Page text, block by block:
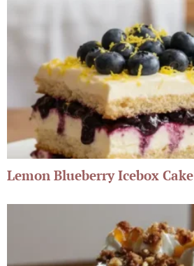
Lemon Blueberry Icebox Cake